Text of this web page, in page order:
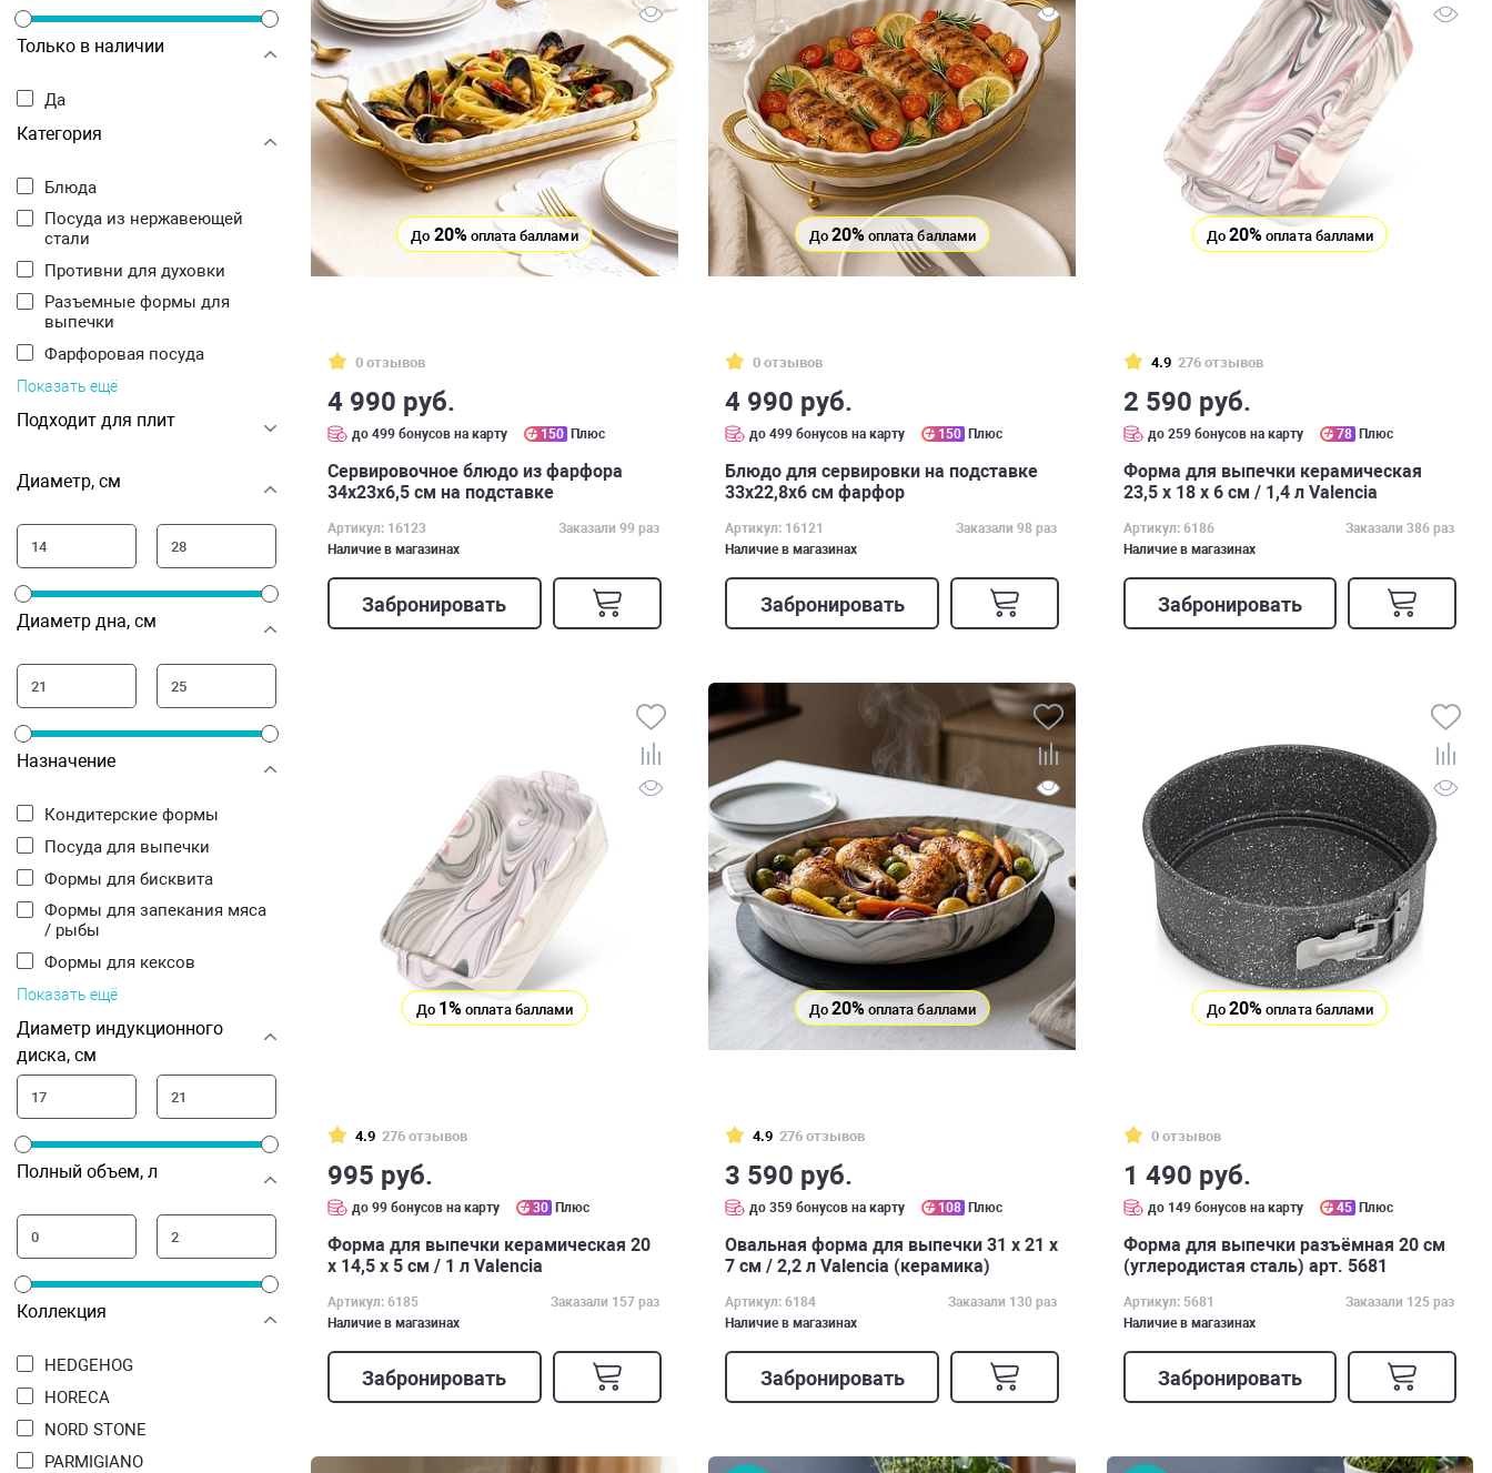
Только в наличии
Да
Категория
Блюда
Посуда из нержавеющей
стали
Противни для духовки
Разъемные формы для
выпечки
Фарфоровая посуда
Показать ещё
Подходит для плит
Диаметр, см
Диаметр дна, см
Назначение
Кондитерские формы
Посуда для выпечки
Формы для бисквита
Формы для запекания мяса
/ рыбы
Формы для кексов
Показать ещё
Диаметр индукционного
диска, см
Полный объем, л
Коллекция
HEDGEHOG
HORECA
NORD STONE
PARMIGIANO
До 20%оплата баллами
0 отзывов
4 990 руб.
до 499 бонусов на карту 150 Плюс
Cервировочное блюдо из фарфора
34х23х6,5 см на подставке
Артикул: 16123
Заказали 99 раз
Наличие в магазинах
Забронировать
До 20% оплата баллами
0 отзывов
4 990 руб.
до 499 бонусов на карту 150 Плюс
Блюдо для сервировки на подставке
33х22,8х6 см фарфор
Артикул: 16121
Заказали 98 раз
Наличие в магазинах
Забронировать
До20% оплата баллами
4.9 276 отзывов
2 590 руб.
до 259 бонусов на карту 78 Плюс
Форма для выпечки керамическая
23,5 х 18 х 6 см / 1,4 л Valencia
Артикул: 6186
Заказали 386 раз
Наличие в магазинах
Забронировать
До 1% оплата баллами
4.9 276 отзывов
995 руб.
до 99 бонусов на карту 30 Плюс
Форма для выпечки керамическая 20
х 14,5 х 5 см / 1 л Valencia
Артикул: 6185
Заказали 157 раз
Наличие в магазинах
Забронировать
До 20% оплата баллами
4.9 276 отзывов
3 590 руб.
до 359 бонусов на карту 108 Плюс
Овальная форма для выпечки 31 х 21 х
7 см / 2,2 л Valencia (керамика)
Артикул: 6184
Заказали 130 раз
Наличие в магазинах
Забронировать
До20% оплата баллами
0 отзывов
1 490 руб.
до 149 бонусов на карту 45 Плюс
Форма для выпечки разъёмная 20 см
(углеродистая сталь) арт. 5681
Артикул: 5681
Заказали 125 раз
Наличие в магазинах
Забронировать